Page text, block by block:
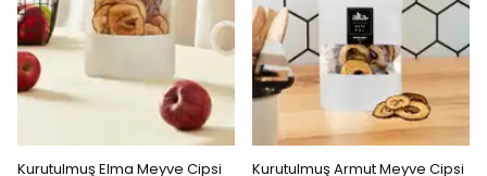
Kurutulmuş Elma Meyve Cipsi
Kurutulmuş Armut Meyve Cipsi